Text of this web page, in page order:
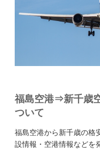
福島空港⇒新千歳
ついて
福島空港から新千歳の格
設情報・空港情報などを